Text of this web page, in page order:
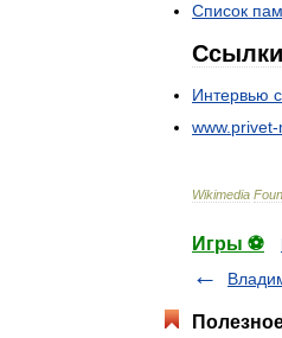
Список
Ссылки
Интервью с
www. privet-
Wikimedia
Игры ⚽